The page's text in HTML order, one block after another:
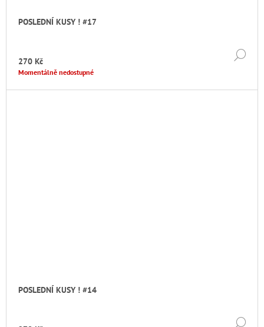
POSLEDNÍ KUSY ! #17
270 Kč
Momentálně nedostupné
POSLEDNÍ KUSY ! #14